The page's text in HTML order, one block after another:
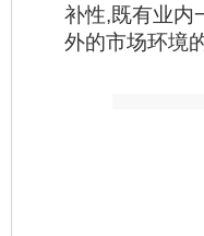
补性,既有业内
外的市场环境